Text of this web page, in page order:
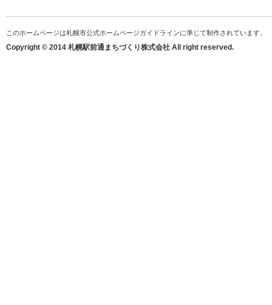
このホームページは札幌市公式ホームページガイドラインに準じて制作されています。
Copyright © 2014 札幌駅前通まちづくり株式会社 All right reserved.